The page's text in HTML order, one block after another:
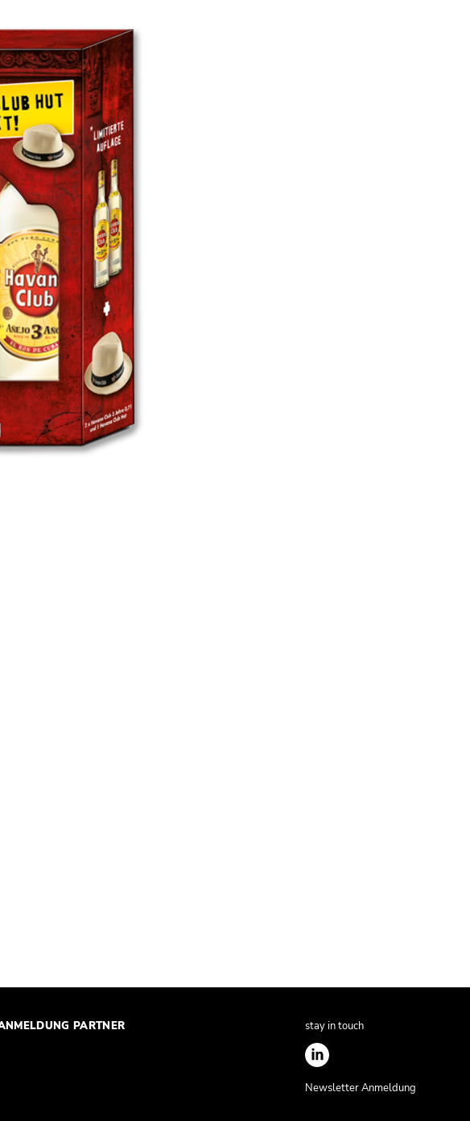
PARTNER stay in touch
Newsletter Anmeldung